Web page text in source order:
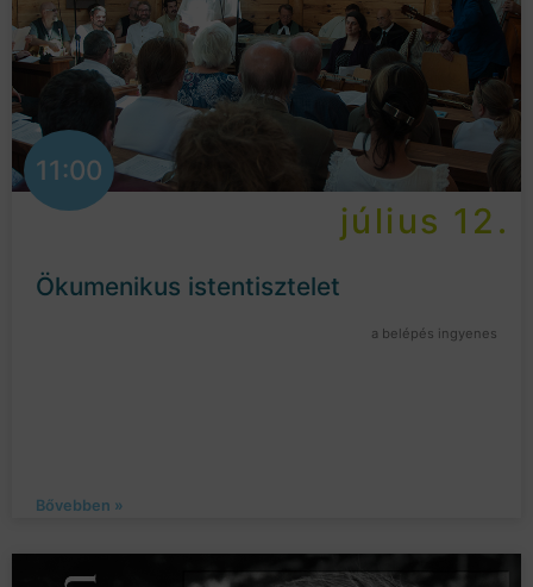
11:00
július 12.
Ökumenikus istentisztelet
a belépés ingyenes
Bővebben »